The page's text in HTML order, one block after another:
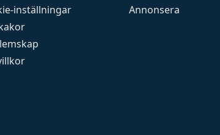
inställningar
Annonsera